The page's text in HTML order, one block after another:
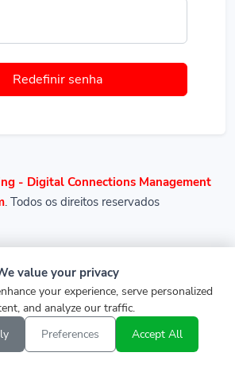
Redefinir senha
- Digital Connections Management
. Todos os direitos reservados
value your privacy
your experience, serve personalized
and analyze our traffic.
Preferences Accept All